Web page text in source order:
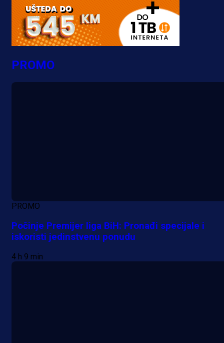
PROMO
PROMO
Počinje Premijer liga BiH: Pronađi specijale i
iskoristi jedinstvenu ponudu
4 h 9 min